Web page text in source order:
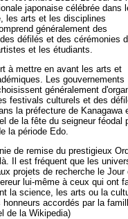
japonaise célébrée dans
les arts et les disciplines
généralement des
défilés et des cérémonies
et les étudiants.
à mettre en avant les arts et
Les gouvernements
généralement
festivals culturels et des
la préfecture de Kanagawa
de la fête du seigneur féodal
la période Edo.
de remise du prestigieux
Il est fréquent que les
projets de recherche le Jour
lui-même à ceux qui ont
la science, les arts ou la
accordés par la
de la Wikipedia)